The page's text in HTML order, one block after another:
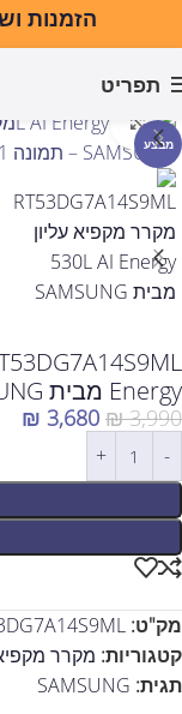
הזמנות ושירות
תפריט
עמוד הבית מקררים
Energy מבית SAMSUNG
₪3,990
₪ 3,680
מק"ט:
קטגוריות: מקרר מקפיא
תגית: SAMSUNG
מבצע
לחצו להגדלה